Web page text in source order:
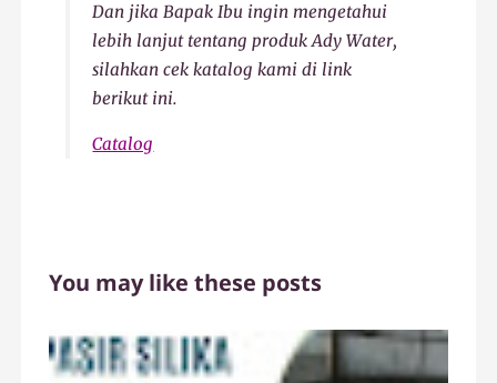
Dan jika Bapak Ibu ingin mengetahui
lebih lanjut tentang produk Ady Water,
silahkan cek katalog kami di link
berikut ini.
Catalog
You may like these posts